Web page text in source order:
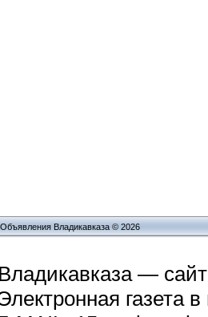
Объявления Владикавказа © 2026
—
газета